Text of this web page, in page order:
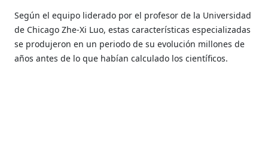
Según el equipo liderado por el profesor de la Universidad
de Chicago Zhe-Xi Luo, estas características especializadas
se produjeron en un periodo de su evolución millones de
años antes de lo que habían calculado los científicos.